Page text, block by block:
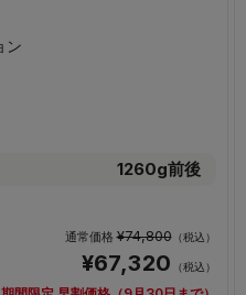
1260g前後
通常価格¥74,800（税込）
¥67,320 （税込）